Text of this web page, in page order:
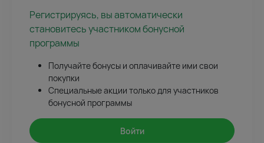
Регистрируясь, вы автоматически
становитесь участником бонусной
программы
Получайте бонусы и оплачивайте ими свои
покупки
Специальные акции только для участников
бонусной программы
Войти